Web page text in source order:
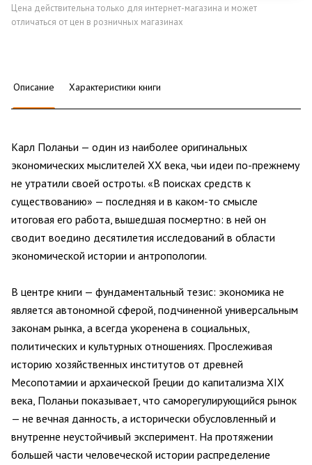
Цена действительна только для интернет-магазина и может
отличаться от цен в розничных магазинах
Описание Характеристики книги
Карл Поланьи — один из наиболее оригинальных
экономических мыслителей XX века, чьи идеи по-прежнему
не утратили своей остроты. «В поисках средств к
существованию» — последняя и в каком-то смысле
итоговая его работа, вышедшая посмертно: в ней он
сводит воедино десятилетия исследований в области
экономической истории и антропологии.
В центре книги — фундаментальный тезис: экономика не
является автономной сферой, подчиненной универсальным
законам рынка, а всегда укоренена в социальных,
политических и культурных отношениях. Прослеживая
историю хозяйственных институтов от древней
Месопотамии и архаической Греции до капитализма XIX
века, Поланьи показывает, что саморегулирующийся рынок
— не вечная данность, а исторически обусловленный и
внутренне неустойчивый эксперимент. На протяжении
большей части человеческой истории распределение